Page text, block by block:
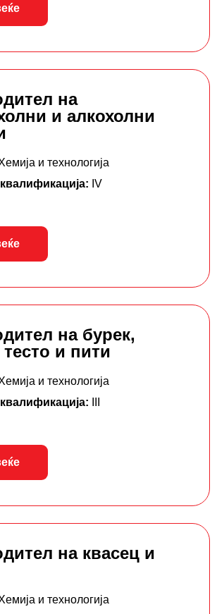
на
и алкохолни
и технологија
IV
на бурек,
и пити
и технологија
на квасец и
и технологија